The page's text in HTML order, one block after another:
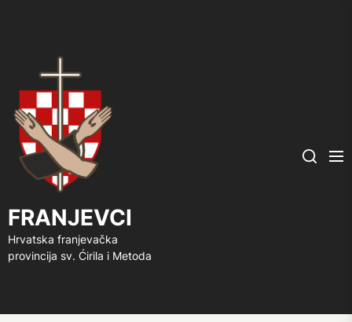
FRANJEVCI
Hrvatska franjevačka
provincija sv. Ćirila i Metoda
Search